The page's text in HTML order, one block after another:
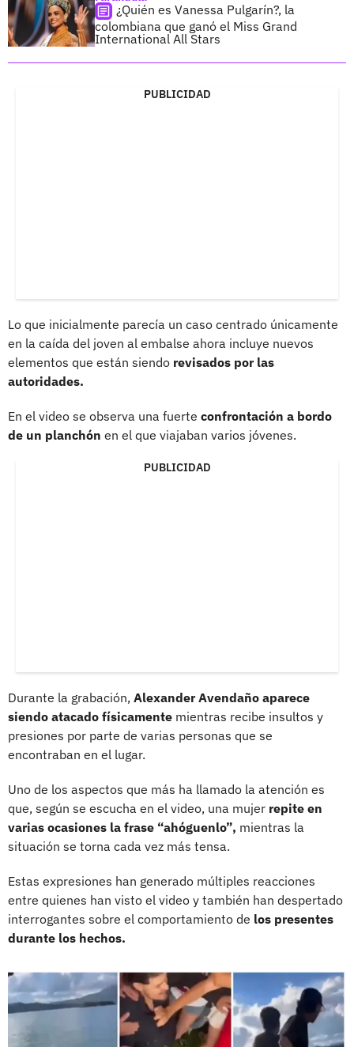
¿Quién es Vanessa Pulgarín?, la
colombiana que ganó el Miss Grand
International All Stars
PUBLICIDAD
Lo que inicialmente parecía un caso centrado únicamente
en la caída del joven al embalse ahora incluye nuevos
elementos que están siendo revisados por las
autoridades.
En el video se observa una fuerte confrontación a bordo
de un planchón en el que viajaban varios jóvenes.
PUBLICIDAD
Durante la grabación, Alexander Avendaño aparece
siendo atacado físicamente mientras recibe insultos y
presiones por parte de varias personas que se
encontraban en el lugar.
Uno de los aspectos que más ha llamado la atención es
que, según se escucha en el video, una mujer repite en
varias ocasiones la frase “ahóguenlo”, mientras la
situación se torna cada vez más tensa.
Estas expresiones han generado múltiples reacciones
entre quienes han visto el video y también han despertado
interrogantes sobre el comportamiento de los presentes
durante los hechos.